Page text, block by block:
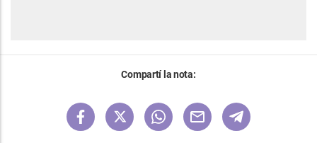
Compartí la nota: